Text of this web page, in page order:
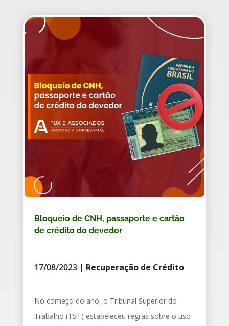
Bloqueio de CNH, passaporte e cartão
de crédito do devedor
17/08/2023| Recuperação de Crédito
No começo do ano, o Tribunal Superior do
Trabalho (TST) estabeleceu regras sobre o uso